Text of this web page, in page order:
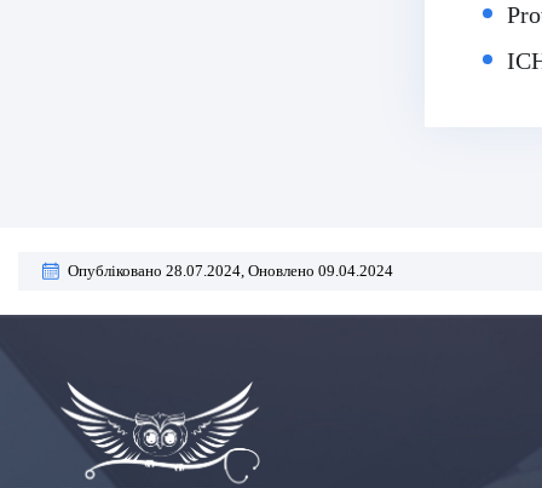
Опубліковано 28.07.2024, Оновлено 09.04.2024